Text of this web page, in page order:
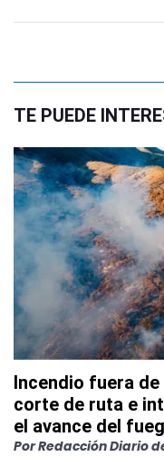
TE PUEDE
Incendio fuera
corte de ruta e
el avance del
PorRedacción Diario